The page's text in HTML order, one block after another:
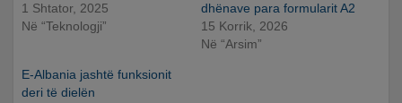
1 Shtator, 2025
Në “Teknologji”
dhënave para formularit A2
15 Korrik, 2026
Në “Arsim”
E-Albania jashtë funksionit
deri të dielën